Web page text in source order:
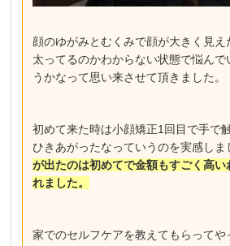
顔のゆがみとむくみで顔が大きく見
太ってるのかわからない状態で悩んで
うかなって思い来させて頂きました。
初めて来た時は小顔矯正1回目で手で
ひきあがったなっていうのを実感しま
が出たのは初めてで金額もすごく高い
れました。
家でのセルフケアを教えてもらってや